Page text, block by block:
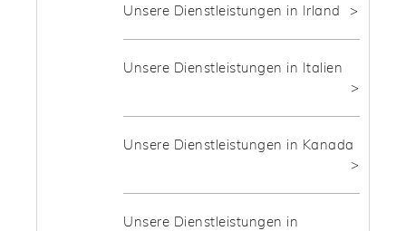
Unsere Dienstleistungen in Irland
Unsere Dienstleistungen in Italien
Unsere Dienstleistungen in Kanada
Unsere Dienstleistungen in